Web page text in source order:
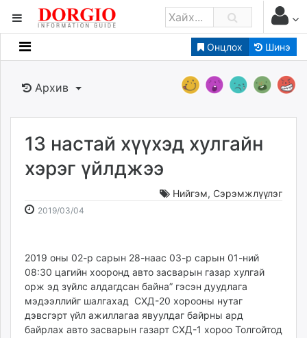
Онцлох Шинэ
Мэдээллийн
Банк санхүү
Бизнес ААН
Төрийн
Gogo.mn
zindaa.mn
Baabar.mn
tovch.mn
ikon.mn
mnb.mn
Архив
13 настай хүүхэд хулгайн
хэрэг үйлджээ
Нийгэм, Сэрэмжлүүлэг
2019/03/04
11:39:52
14:48:37
2019 оны 02-р сарын 28-наас 03-р сарын 01-ний
08:30 цагийн хооронд авто засварын газар хулгай
орж эд зүйлс алдагдсан байна” гэсэн дуудлага
мэдээллийг шалгахад СХД-20 хорооны нутаг
дэвсгэрт үйл ажиллагаа явуулдаг байрны ард
байрлах авто засварын газарт СХД-1 хороо Толгойтод